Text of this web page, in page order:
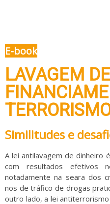
E-book
LAVAGEM
Similitudes e
A lei antilavagem de dinheiro
com resultados efetivos
notadamente na seara dos
nos de tráfico de drogas
outro lado, a lei